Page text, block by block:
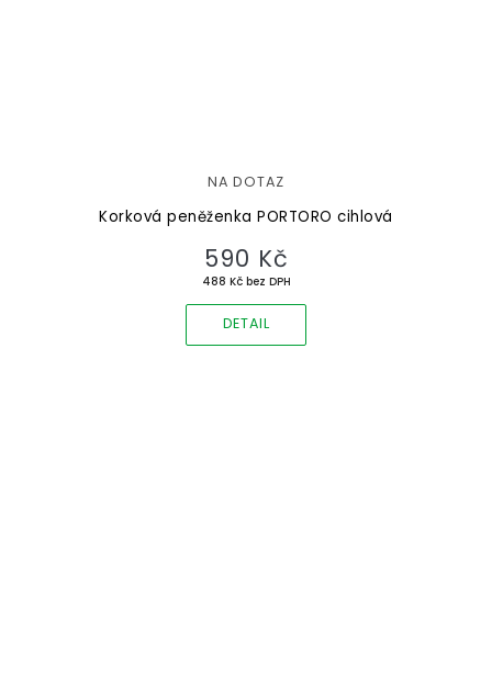
Korková peněženka PORTORO cihlová
NA DOTAZ
488 Kč bez DPH
590 Kč
DETAIL